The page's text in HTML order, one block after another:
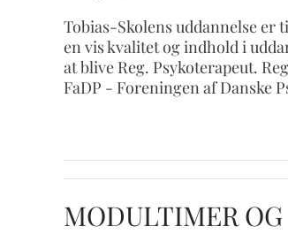
Tobias-Skolens uddannelse er
en vis kvalitet og indhold i
at blive Reg. Psykoterapeut.
FaDP - Foreningen af Danske
MODULTIMER